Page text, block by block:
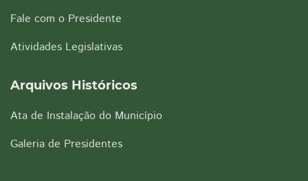
Fale com o Presidente
Atividades Legislativas
Arquivos Históricos
Ata de Instalação do Município
Galeria de Presidentes